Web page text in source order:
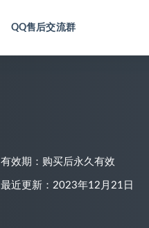
QQ售后交流群
有效期：购买后永久有效
最近更新：2023年12月21日